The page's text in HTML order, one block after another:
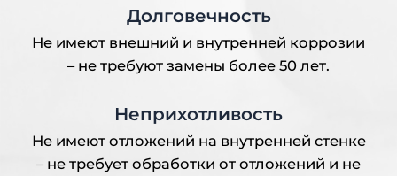
Долговечность
Не имеют внешний и внутренней коррозии
– не требуют замены более 50 лет.
Неприхотливость
Не имеют отложений на внутренней стенке
– не требует обработки от отложений и не